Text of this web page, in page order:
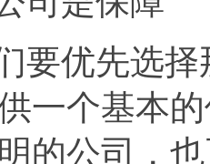
要优先选
一个基本
的公司，